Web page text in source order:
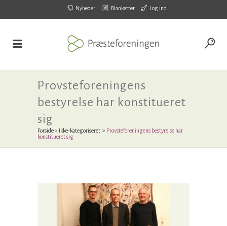
Nyheder Blanketter Log ind
Provsteforeningens
bestyrelse har konstitueret
sig
Forside> Ikke-kategoriseret > Provsteforeningens bestyrelse har
konstitueret sig